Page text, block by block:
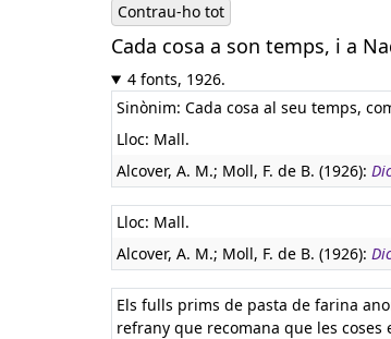
Contrau-ho tot
Cada cosa a son temps, i a
4 fonts, 1926.
Sinònim: Cada cosa al seu temps,
Lloc: Mall.
Alcover, A. M.; Moll, F. de B. (1926):
Lloc: Mall.
Alcover, A. M.; Moll, F. de B. (1926):
Els fulls prims de pasta de farina
refrany que recomana que les